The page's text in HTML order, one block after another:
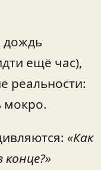
дождь
ещё час),
реальности:
мокро.
«Как